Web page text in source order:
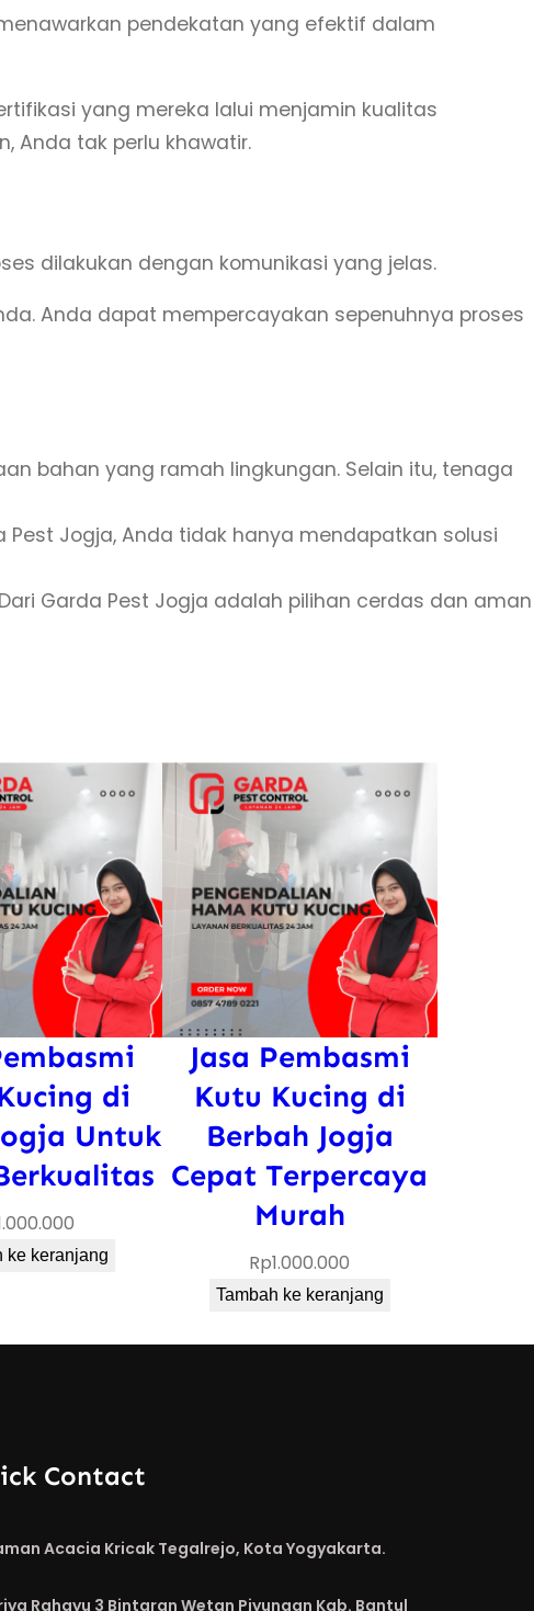
pendekatan yang efektif dalam
yang mereka lalui menjamin kualitas
Anda tak perlu khawatir.
dilakukan dengan komunikasi yang jelas.
Anda dapat mempercayakan sepenuhnya proses
bahan yang ramah lingkungan. Selain itu, tenaga
Jogja, Anda tidak hanya mendapatkan solusi
Garda Pest Jogja adalah pilihan cerdas dan aman
di
Untuk
ke keranjang
Jasa Pembasmi
Kutu Kucing di
Berbah Jogja
Cepat Terpercaya
Murah
Rp1.000.000
Tambah ke keranjang
Contact
Acacia Kricak Tegalrejo, Kota Yogyakarta.
Rahayu 3 Bintaran Wetan Piyungan Kab. Bantul